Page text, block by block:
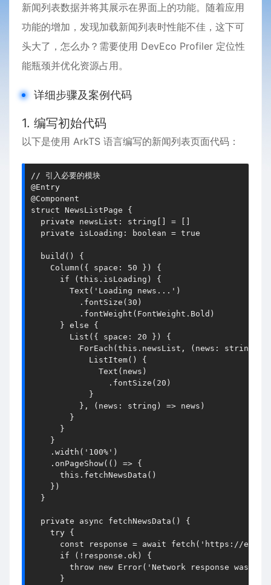
新闻列表数据并将其展示在界面上的功能。随着应用
功能的增加，发现加载新闻列表时性能不佳，这下可
头大了，怎么办？需要使用 DevEco Profiler 定位性
能瓶颈并优化资源占用。
详细步骤及案例代码
1. 编写初始代码
以下是使用 ArkTS 语言编写的新闻列表页面代码：
// 引入必要的模块
@Entry
@Component
struct NewsListPage {
private
newsList : string [] = []
private
isLoading : boolean = true
build () {
Column ({ space : 50 }) {
if ( this . isLoading ) {
Text ( 'Loading news...' )
          .
fontSize ( 30 )
          .
fontWeight ( FontWeight . Bold )
      }
else {
List ({ space : 20 }) {
ForEach ( this . newsList , ( news : string
ListItem() {
Text (news)
                .
fontSize ( 20 )
            }
          },
( news : string ) => news)
        }
      }
    }
    .
width ( '100%' )
    .
onPageShow( () => {
this . fetchNewsData ()
    })
  }
private async fetchNewsData () {
try {
const response = await fetch ( 'https://
if (!response. ok ) {
throw new Error( 'Network response was
      }